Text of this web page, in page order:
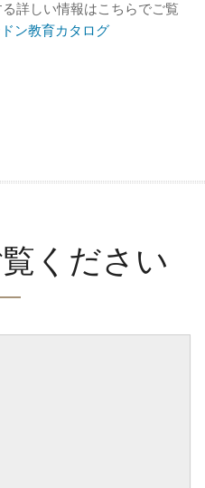
詳しい情報はこちらでご覧
ン教育カタログ
ください